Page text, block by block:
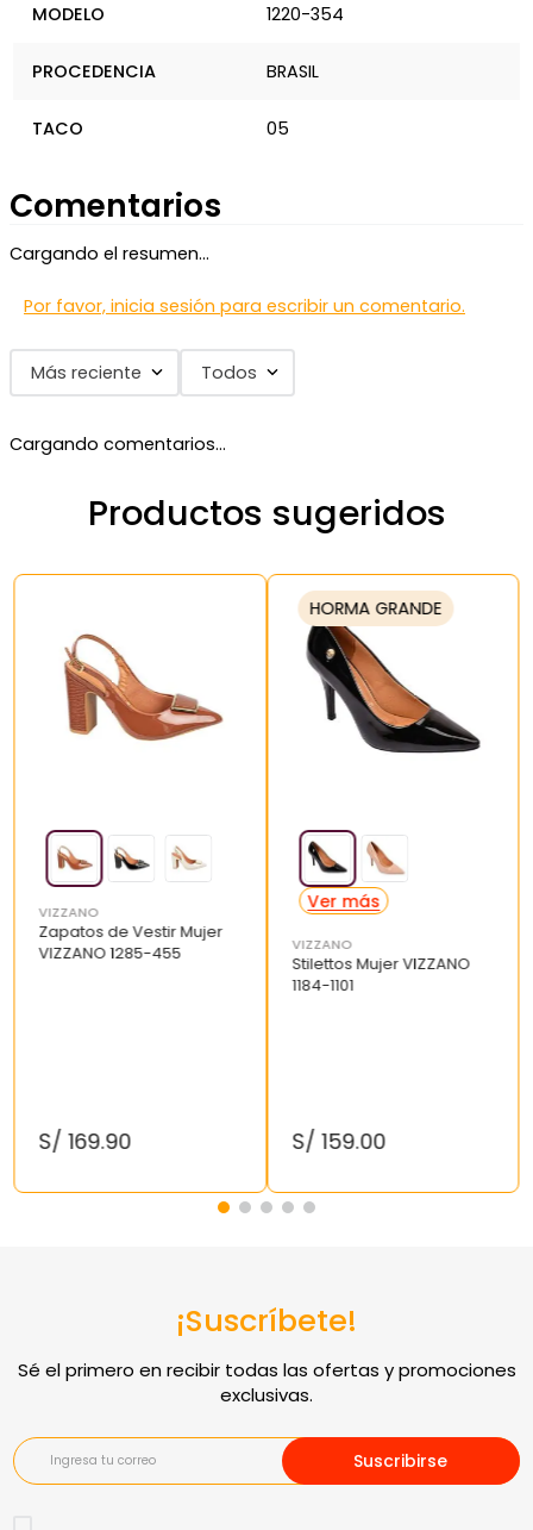
MODELO 1220-354
PROCEDENCIA BRASIL
TACO 05
Comentarios
Cargando el resumen…
Por favor, inicia sesión para escribir un comentario.
Más reciente Todos
Cargando comentarios…
Productos sugeridos
VIZZANO
Zapatos de Vestir Mujer
VIZZANO 1285-455
S/ 169.90
HORMA GRANDE
VIZZANO
Stilettos Mujer VIZZANO
1184-1101
S/ 159.00
¡Suscríbete!
Suscribirse